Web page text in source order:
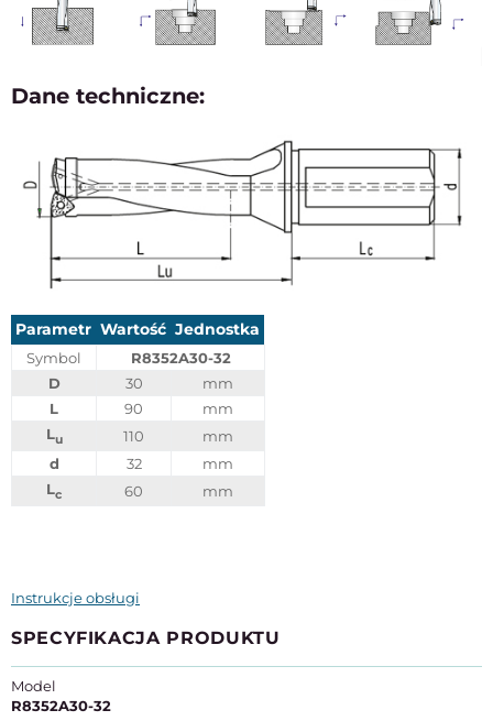
Dane techniczne:
Parametr Wartość Jednostka
Symbol
R8352A30-32
D
30
mm
L
90
mm
Lu 110
mm
d
32
mm
Lc 60 mm
Instrukcje obsługi
SPECYFIKACJA PRODUKTU
Model
R8352A30-32